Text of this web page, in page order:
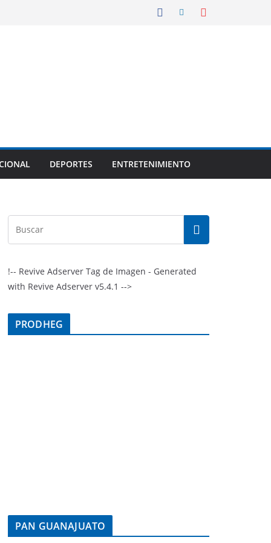
DEPORTES ENTRETENIMIENTO
!-- Revive Adserver Tag de Imagen - Generated
with Revive Adserver v5.4.1 -->
PRODHEG
PAN GUANAJUATO